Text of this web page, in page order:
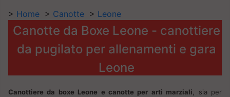
> Home > Canotte > Leone
Canotte da Boxe Leone - canottiere
da pugilato per allenamenti e gara
Leone
Canottiere da boxe Leone e canotte per arti marziali , sia per